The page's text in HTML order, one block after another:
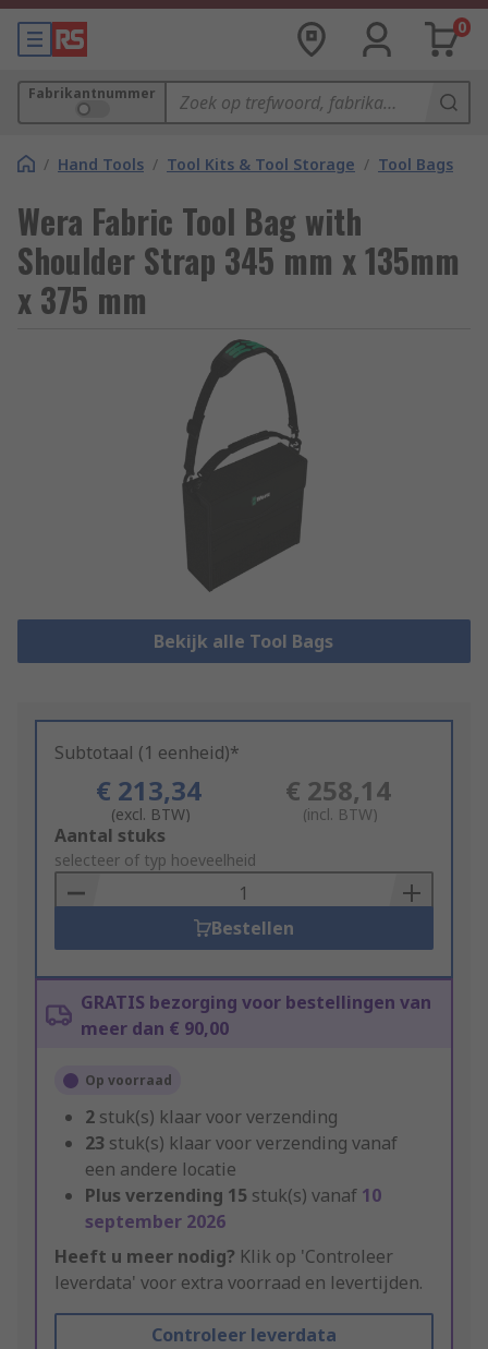
0
Fabrikantnummer
/ Hand Tools / Tool Kits & Tool Storage / Tool Bags
Wera Fabric Tool Bag with
Shoulder Strap 345 mm x 135mm
x 375 mm
Bekijk alle Tool Bags
Subtotaal (1 eenheid)*
€ 213,34
(excl. BTW)
€ 258,14
(incl. BTW)
Add
to
Basket
Aantal stuks
selecteer of typ hoeveelheid
Bestellen
GRATIS bezorging voor bestellingen van
meer dan € 90,00
Op voorraad
2 stuk(s) klaar voor verzending
23 stuk(s) klaar voor verzending vanaf
een andere locatie
Plus verzending 15 stuk(s) vanaf 10
september 2026
Heeft u meer nodig? Klik op 'Controleer
leverdata' voor extra voorraad en levertijden.
Controleer leverdata